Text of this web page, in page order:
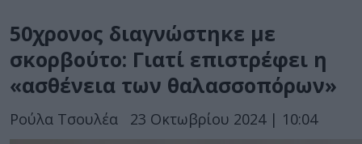
50χρονος διαγνώστηκε με
σκορβούτο: Γιατί επιστρέφει η
«ασθένεια των θαλασσοπόρων»
Ρούλα Τσουλέα 23 Οκτωβρίου 2024 | 10:04